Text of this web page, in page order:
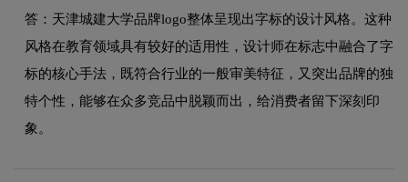
答：天津城建大学品牌logo整体呈现出字标的设计风格。这种
风格在教育领域具有较好的适用性，设计师在标志中融合了字
标的核心手法，既符合行业的一般审美特征，又突出品牌的独
特个性，能够在众多竞品中脱颖而出，给消费者留下深刻印
象。